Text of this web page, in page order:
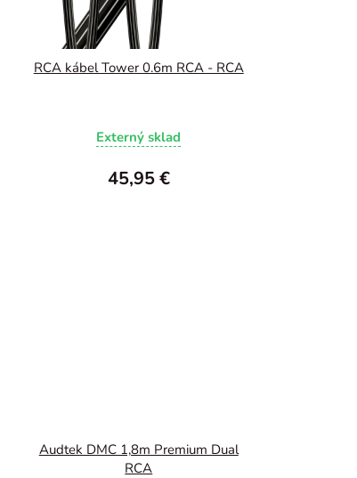
RCA kábel Tower 0.6m RCA - RCA
Externý sklad
45,95 €
Audtek DMC 1,8m Premium Dual
RCA